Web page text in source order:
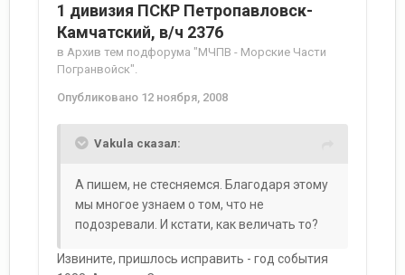
1 дивизия ПСКР Петропавловск-
Камчатский, в/ч 2376
в Архив тем подфорума "МЧПВ - Морские Части
Погранвойск".
Опубликовано 12 ноября, 2008
Vakula сказал:
А пишем, не стесняемся. Благодаря этому
мы многое узнаем о том, что не
подозревали. И кстати, как величать то?
Извините, пришлось исправить - год события